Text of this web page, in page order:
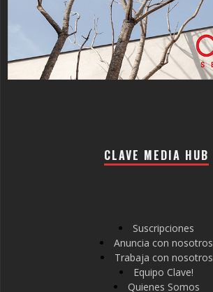
CLAVE MEDIA HUB
Suscripciones
Anuncia con nosotros
Trabaja con nosotros
Equipo Clave!
Quienes Somos